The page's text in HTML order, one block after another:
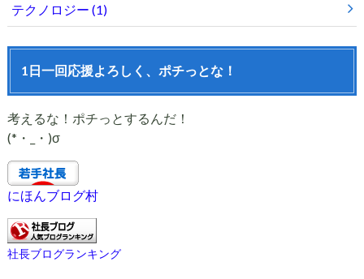
テクノロジー (1)
1日一回応援よろしく、ポチっとな！
考えるな！ポチっとするんだ！
(*・_・)σ
にほんブログ村
社長ブログランキング